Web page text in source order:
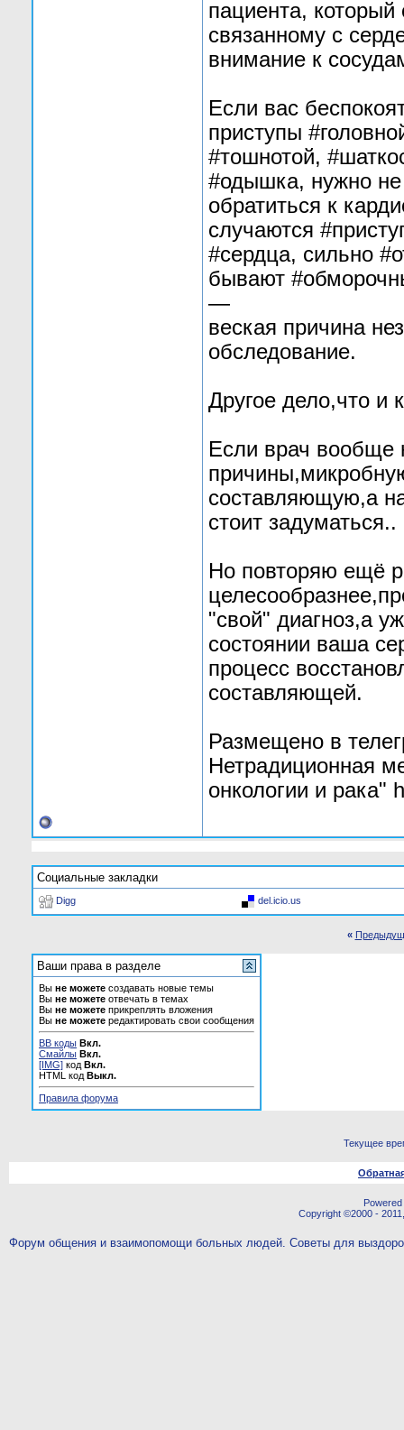
пациента, который
связанному с
внимание к
Если вас
приступы
#тошнотой,
#одышка, нужно не
обратиться к
случаются
#сердца, сильно
бывают
—
веская причина
обследование.
Другое дело,что и
Если врач вообще
составляющую,а
стоит задуматься..
Но повторяю ещё
"свой" диагноз,а
состоянии ваша
процесс
составляющей.
Размещено в
Нетрадиционная
онкологии и рака"
Социальные закладки
Digg del.icio.us
«
Ваши права в разделе
Вы не можете создавать новые темы
Вы не можете отвечать в темах
Вы не можете прикреплять вложения
Вы не можете редактировать свои сообщения
BB коды Вкл.
Смайлы Вкл.
[IMG] код Вкл.
HTML код Выкл.
Правила форума
Текущее
Copyright ©2000 -
Форум общения и взаимопомощи больных людей. Советы для